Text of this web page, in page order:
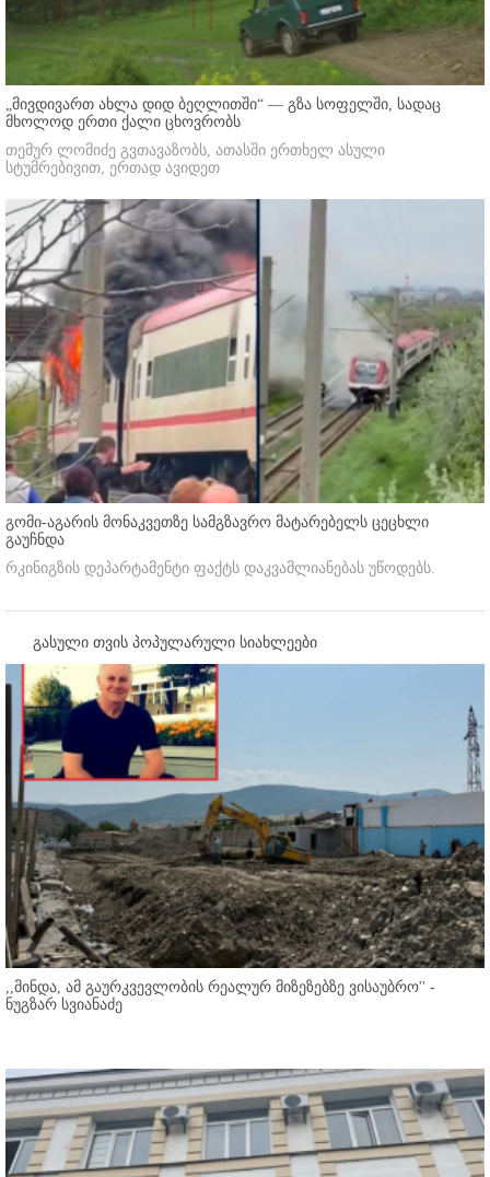
„მივდივართ ახლა დიდ ბეღლითში“ — გზა სოფელში, სადაც
მხოლოდ ერთი ქალი ცხოვრობს
თემურ ლომიძე გვთავაზობს, ათასში ერთხელ ასული
სტუმრებივით, ერთად ავიდეთ
გომი-აგარის მონაკვეთზე სამგზავრო მატარებელს ცეცხლი
გაუჩნდა
რკინიგზის დეპარტამენტი ფაქტს დაკვამლიანებას უწოდებს.
გასული თვის პოპულარული სიახლეები
,,მინდა, ამ გაურკვევლობის რეალურ მიზეზებზე ვისაუბრო'' -
ნუგზარ სვიანაძე